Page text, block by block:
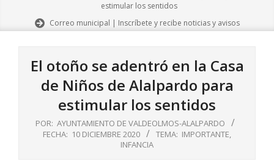
estimular los sentidos
Correo municipal | Inscríbete y recibe noticias y avisos
El otoño se adentró en la Casa
de Niños de Alalpardo para
estimular los sentidos
POR: AYUNTAMIENTO DE VALDEOLMOS-ALALPARDO
FECHA: 10 DICIEMBRE 2020 TEMA: IMPORTANTE,
INFANCIA